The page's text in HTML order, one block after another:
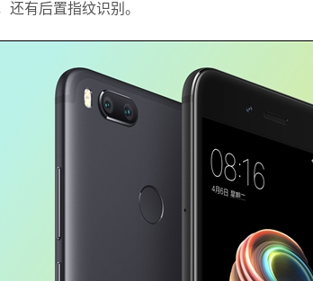
还有后置指纹识别。